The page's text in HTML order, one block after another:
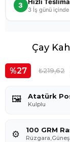
3
3 İş günü
Çay
27 ₺219,62
🖼️ Atatürk
Kulplu
⚙️ 100 GRM